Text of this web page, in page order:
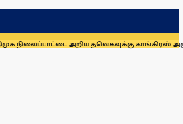
அறிய தவெகவுக்கு காங்கிரஸ் அழுத்தம்: